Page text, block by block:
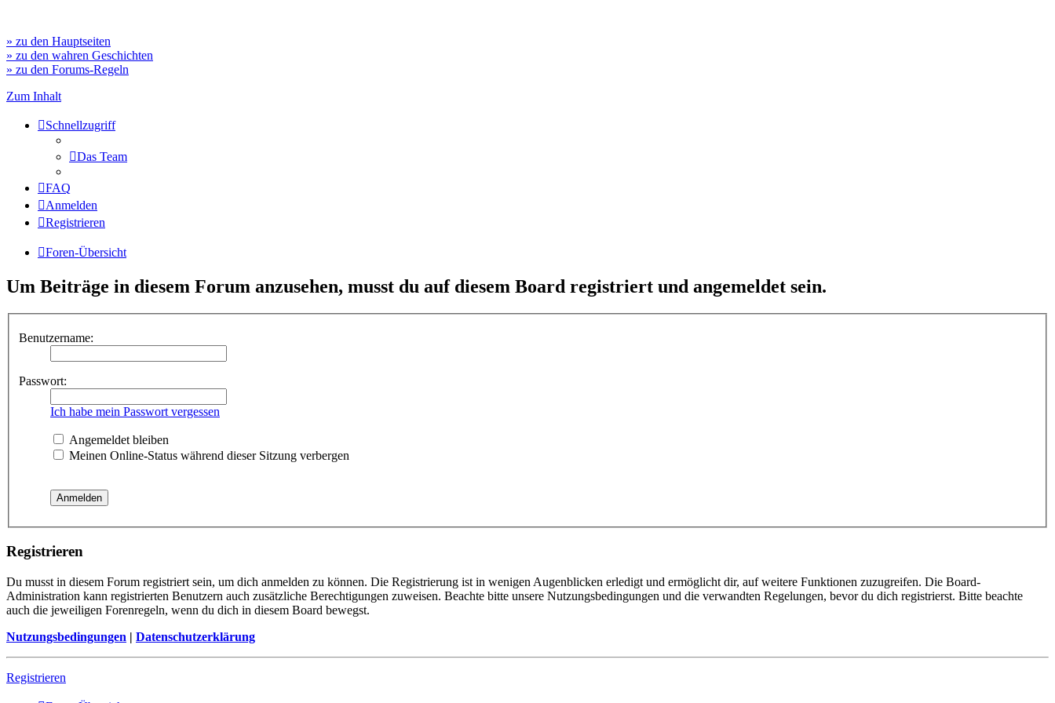
» zu den Hauptseiten
» zu den wahren Geschichten
» zu den Forums-Regeln
Zum Inhalt
Schnellzugriff
Das Team
FAQ
Anmelden
Registrieren
Foren-Übersicht
Um Beiträge in diesem Forum anzusehen, musst du auf diesem Board registriert und angemeldet sein.
Benutzername:
Passwort:
Ich habe mein Passwort vergessen
Angemeldet bleiben
Meinen Online-Status während dieser Sitzung verbergen
Registrieren
Du musst in diesem Forum registriert sein, um dich anmelden zu können. Die Registrierung ist in wenigen Augenblicken erledigt und ermöglicht dir, auf weitere Funktionen zuzugreifen. Die Board-
Administration kann registrierten Benutzern auch zusätzliche Berechtigungen zuweisen. Beachte bitte unsere Nutzungsbedingungen und die verwandten Regelungen, bevor du dich registrierst. Bitte beachte
auch die jeweiligen Forenregeln, wenn du dich in diesem Board bewegst.
Nutzungsbedingungen | Datenschutzerklärung
Registrieren